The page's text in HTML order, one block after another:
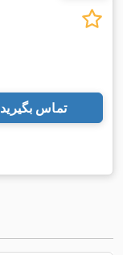
تماس بگیرید